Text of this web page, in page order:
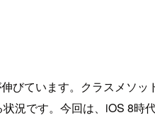
びています。クラスメソッ
況です。今回は、iOS 8時